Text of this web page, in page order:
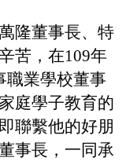
隆董事長、特
苦，在109年
職業學校董事
庭學子教育的
聯繫他的好朋
事長，一同承